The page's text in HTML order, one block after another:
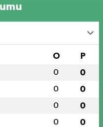
O P
0 0
0 0
0 0
0 0